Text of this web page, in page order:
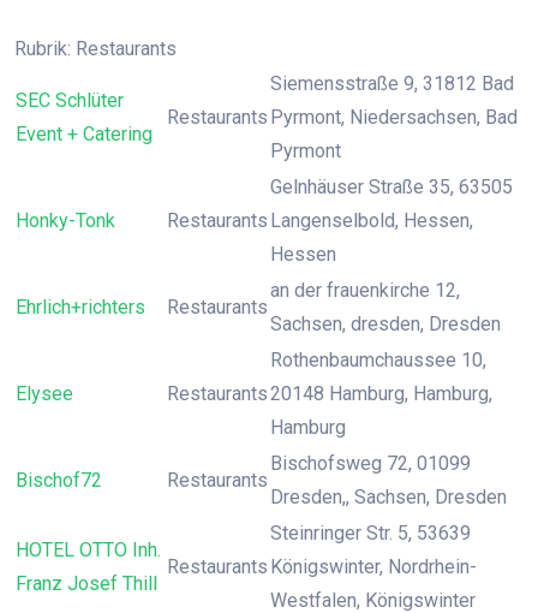
Rubrik: Restaurants
SEC Schlüter
Event + Catering
Restaurants
Siemensstraße 9, 31812 Bad
Pyrmont, Niedersachsen, Bad
Pyrmont
Honky-Tonk Restaurants
Gelnhäuser Straße 35, 63505
Langenselbold, Hessen,
Hessen
Ehrlich+richters Restaurants
an der frauenkirche 12,
Sachsen, dresden, Dresden
Elysee Restaurants
Rothenbaumchaussee 10,
20148 Hamburg, Hamburg,
Hamburg
Bischof72 Restaurants
Bischofsweg 72, 01099
Dresden,, Sachsen, Dresden
HOTEL OTTO Inh.
Franz Josef Thill
Restaurants
Steinringer Str. 5, 53639
Königswinter, Nordrhein-
Westfalen, Königswinter